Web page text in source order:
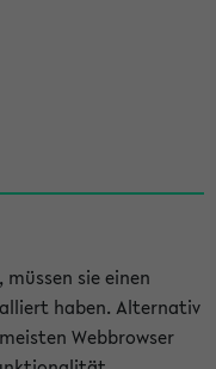
sie einen
haben. Alternativ
Webbrowser